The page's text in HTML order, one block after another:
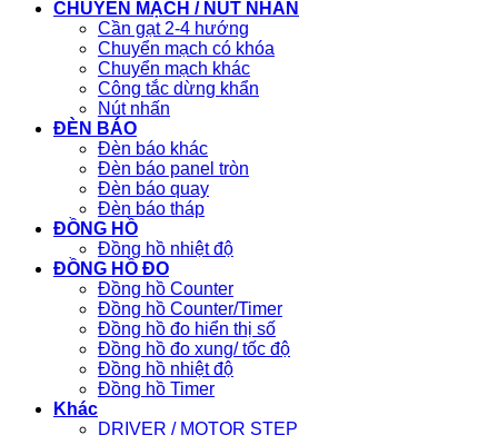
CHUYỂN MẠCH / NÚT NHẤN
Cần gạt 2-4 hướng
Chuyển mạch có khóa
Chuyển mạch khác
Công tắc dừng khẩn
Nút nhấn
ĐÈN BÁO
Đèn báo khác
Đèn báo panel tròn
Đèn báo quay
Đèn báo tháp
ĐỒNG HỒ
Đồng hồ nhiệt độ
ĐỒNG HỒ ĐO
Đồng hồ Counter
Đồng hồ Counter/Timer
Đồng hồ đo hiển thị số
Đồng hồ đo xung/ tốc độ
Đồng hồ nhiệt độ
Đồng hồ Timer
Khác
DRIVER / MOTOR STEP